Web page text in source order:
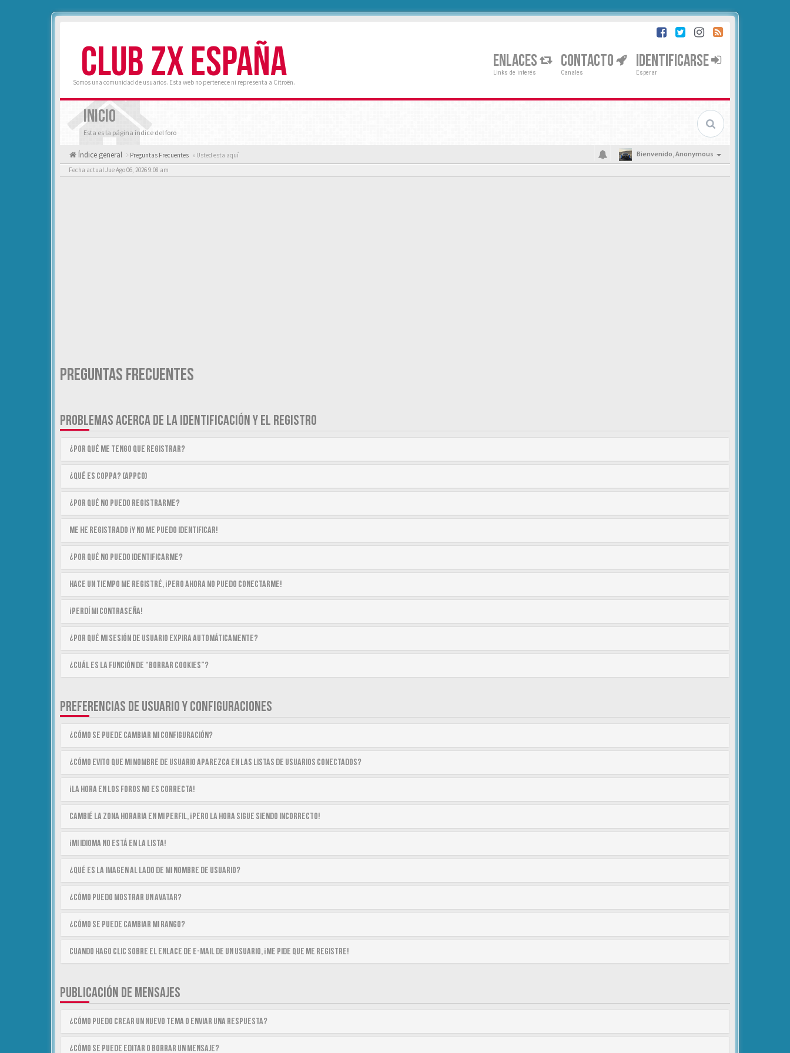
CLUB ZX ESPAÑA
Somos una comunidad de usuarios. Esta web no pertenece ni representa a Citroën.
ENLACES
Links de interés
CONTACTO
Canales
IDENTIFICARSE
Esperar
INICIO
Esta es la página índice del foro
Índice general Preguntas Frecuentes « Usted esta aquí Bienvenido,Anonymous
Fecha actual Jue Ago 06, 2026 9:08 am
Preguntas Frecuentes
PROBLEMAS ACERCA DE LA IDENTIFICACIÓN Y EL REGISTRO
¿Por qué me tengo que registrar?
¿Qué es COPPA? (APPCO)
¿Por qué no puedo registrarme?
Me he registrado ¡y no me puedo identificar!
¿Por qué no puedo identificarme?
Hace un tiempo me registré, ¡pero ahora no puedo conectarme!
¡Perdí mi contraseña!
¿Por qué mi sesión de usuario expira automáticamente?
¿Cuál es la función de “Borrar cookies”?
PREFERENCIAS DE USUARIO Y CONFIGURACIONES
¿Cómo se puede cambiar mi configuración?
¿Cómo evito que mi nombre de usuario aparezca en las listas de usuarios conectados?
¡La hora en los foros no es correcta!
Cambié la zona horaria en mi perfil, ¡pero la hora sigue siendo incorrecto!
¡Mi idioma no está en la lista!
¿Qué es la imagen al lado de mi nombre de usuario?
¿Cómo puedo mostrar un avatar?
¿Cómo se puede cambiar mi rango?
Cuando hago clic sobre el enlace de e-mail de un usuario, ¡me pide que me registre!
PUBLICACIÓN DE MENSAJES
¿Cómo puedo crear un nuevo tema o enviar una respuesta?
¿Cómo se puede editar o borrar un mensaje?